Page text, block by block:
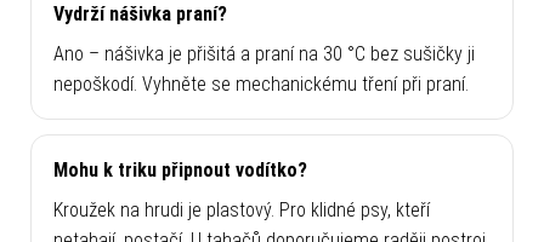
Vydrží nášivka praní?
Ano – nášivka je přišitá a praní na 30 °C bez sušičky ji
nepoškodí. Vyhněte se mechanickému tření při praní.
Mohu k triku připnout vodítko?
Kroužek na hrudi je plastový. Pro klidné psy, kteří